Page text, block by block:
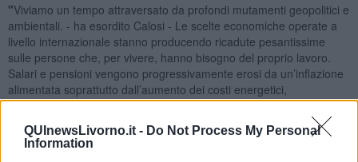
QUInewsLivorno.it - Do Not Process My Personal
Information
"Viviamo un tempo attraversato da profondi mutamenti geopolitici e
ambientali. - ha esordito Calosi - Le scelte economiche operate a
livello internazionale stanno producendo ricadute pesantissime
sulle persone che, per vivere, hanno bisogno del proprio lavoro.
Salari e pensioni vengono progressivamente erosi da un’inflazione
alimentata soprattutto dall’aumento dei costi energetici,
conseguenza diretta di conflitti e tensioni globali che lavoratrici,
lavoratori e pensionati non hanno certo provocato. Di fronte a
questo scenario,le risposte del Governo per tutelare il potere
d’acquisto delle persone sono state insufficienti, quando non